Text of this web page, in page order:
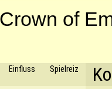
of
Einfluss Spielreiz